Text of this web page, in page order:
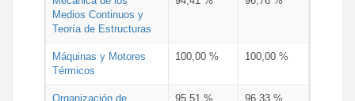
Medios Continuos y
Teoría de Estructuras
Máquinas y Motores
Térmicos
100,00 % 100,00 %
Organización de
95,51 % 96,33 %